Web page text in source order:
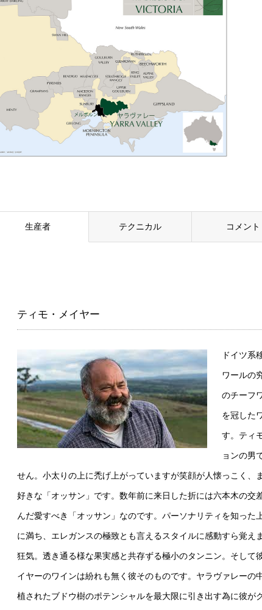
生産者 テクニカル コメント
ティモ・メイヤー
ドイツ系
ワールの
のチーフ
を冠した
す。ティ
ョンの男
せん。小太りの上に禿げ上がっていますが笑顔が人懐っこく
好きな「オッサン」です。数年前に来日した折には六本木の交
んだ愛すべき「オッサン」なのです。パーソナリティを知っ
に満ち、エレガンスの極致とも言えるスタイルに感動すら覚
狂気。透き通る様な果実感と共存ずる極小のタンニン。そして
イヤーのワインは紛れも無く彼そのものです。ヤラヴァレー
植されたブドウ樹のポテンシャルを最大限に引き出す為に彼が